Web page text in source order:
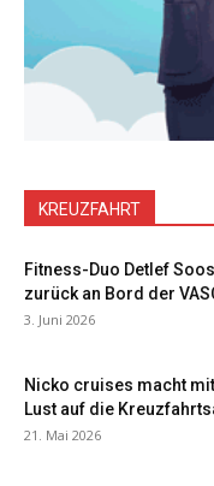
KREUZFAHRT
Fitness-Duo Detlef
zurück an Bord der
3. Juni 2026
Nicko cruises macht
Lust auf die
21. Mai 2026